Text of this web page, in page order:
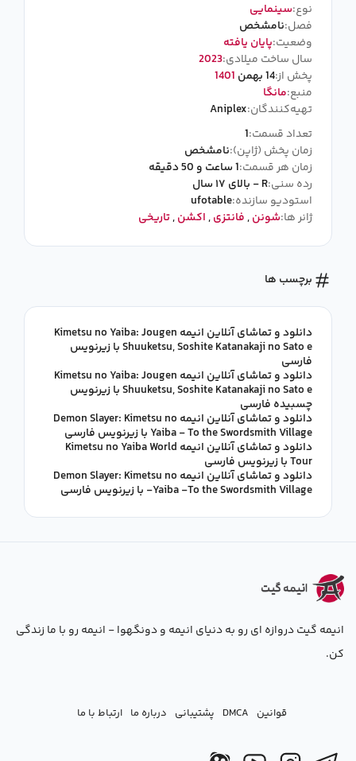
نوع:سینمایی
فصل:نامشخص
وضعیت:پایان یافته
سال ساخت میلادی:2023
پخش از:14 بهمن
1401
منبع:مانگا
تهیه‌کنندگان:Aniplex
تعداد قسمت:1
زمان پخش (ژاپن):نامشخص
زمان هر قسمت:1 ساعت و 50 دقیقه
رده سنی:R - بالای ۱۷ سال
استودیو سازنده:ufotable
ژانر ها:شونن,فانتزی,اکشن,تاریخی
برچسب ها
دانلود و تماشای آنلاین انیمه Kimetsu no Yaiba: Jougen
Shuuketsu, Soshite Katanakaji no Sato e با زیرنویس
فارسی
دانلود و تماشای آنلاین انیمه Kimetsu no Yaiba: Jougen
Shuuketsu, Soshite Katanakaji no Sato e با زیرنویس
چسبیده فارسی
دانلود و تماشای آنلاین انیمه Demon Slayer: Kimetsu no
Yaiba - To the Swordsmith Village با زیرنویس فارسی
دانلود و تماشای آنلاین انیمه Kimetsu no Yaiba World
Tour با زیرنویس فارسی
دانلود و تماشای آنلاین انیمه Demon Slayer: Kimetsu no
Yaiba -To the Swordsmith Village- با زیرنویس فارسی
انیمه گیت دروازه ای رو به دنیای انیمه و دونگهوا - انیمه رو با ما زندگی
کن.
قوانین DMCA پشتیبانی درباره ما ارتباط با ما